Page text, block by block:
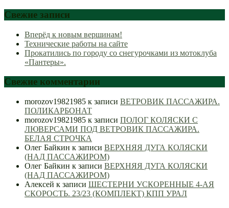
Свежие записи
Вперёд к новым вершинам!
Технические работы на сайте
Прокатились по городу со снегурочками из мотоклуба
«Пантеры».
Свежие комментарии
morozov19821985 к записи ВЕТРОВИК ПАССАЖИРА.
ПОЛИКАРБОНАТ
morozov19821985 к записи ПОЛОГ КОЛЯСКИ С
ЛЮВЕРСАМИ ПОД ВЕТРОВИК ПАССАЖИРА.
БЕЛАЯ СТРОЧКА
Олег Байкин к записи ВЕРХНЯЯ ДУГА КОЛЯСКИ
(НАД ПАССАЖИРОМ)
Олег Байкин к записи ВЕРХНЯЯ ДУГА КОЛЯСКИ
(НАД ПАССАЖИРОМ)
Алексей к записи ШЕСТЕРНИ УСКОРЕННЫЕ 4-АЯ
СКОРОСТЬ. 23/23 (КОМПЛЕКТ) КПП УРАЛ